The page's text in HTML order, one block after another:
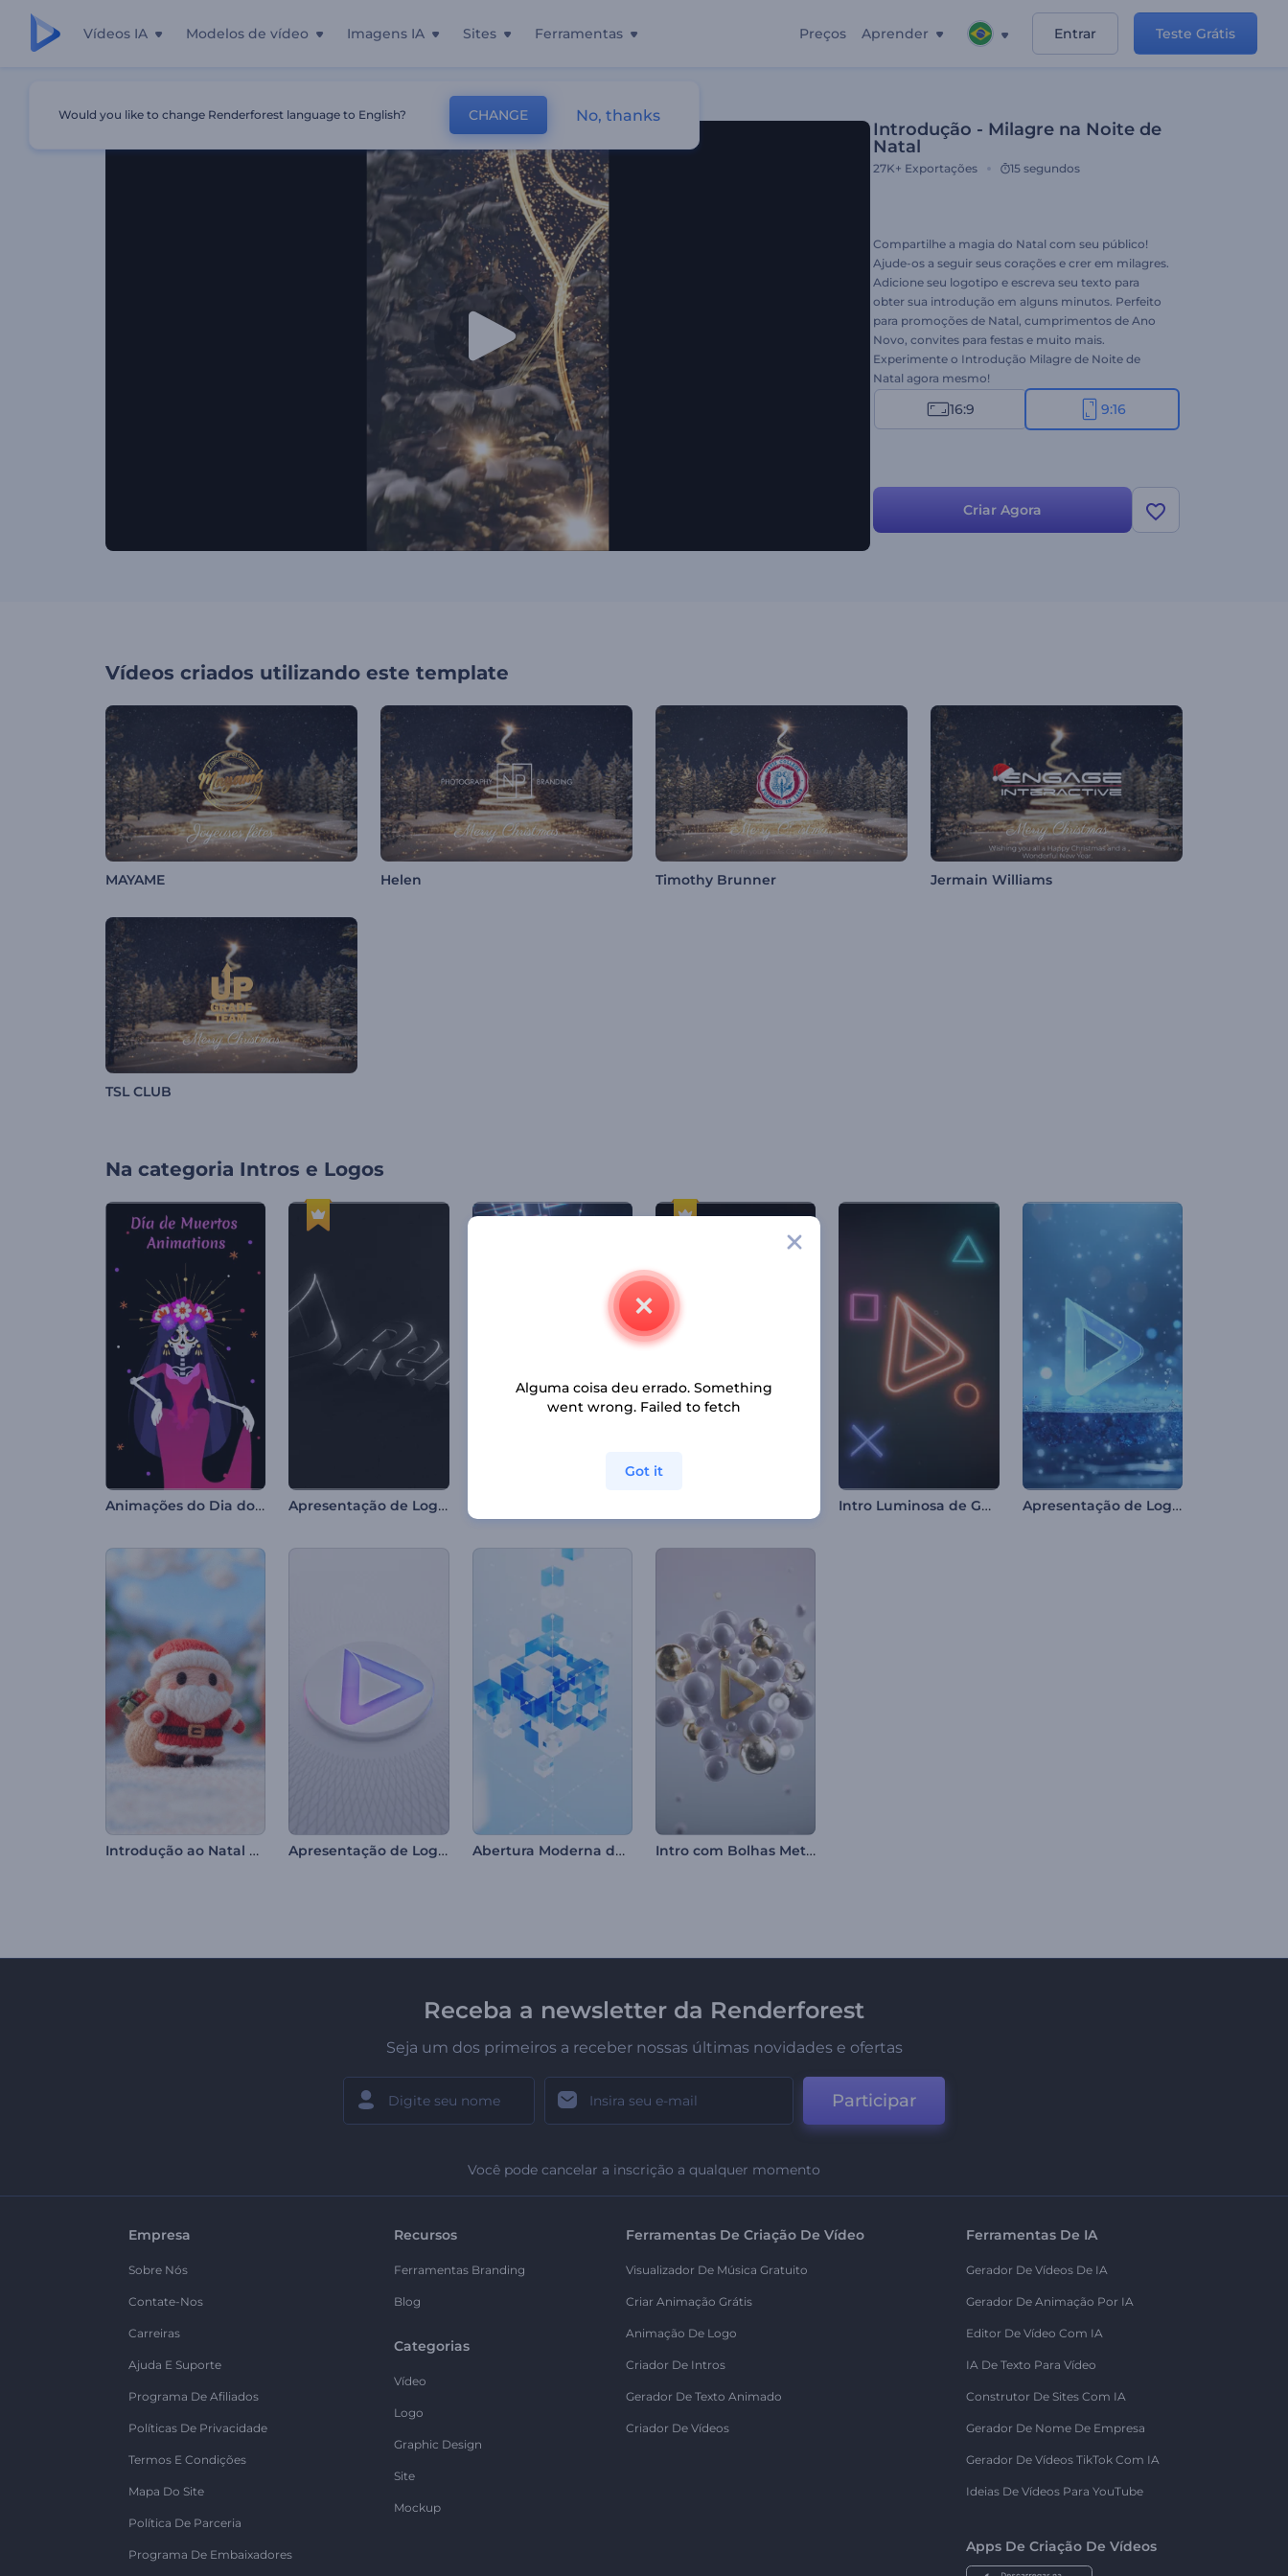
Vídeos IA Modelos de vídeo Imagens IA Sites Ferramentas Preços Aprender Entrar Teste Grátis
Introdução - Milagre na Noite de
Natal
27K+ Exportações 15 segundos
Compartilhe a magia do Natal com seu público!
Ajude-os a seguir seus corações e crer em milagres.
Adicione seu logotipo e escreva seu texto para
obter sua introdução em alguns minutos. Perfeito
para promoções de Natal, cumprimentos de Ano
Novo, convites para festas e muito mais.
Experimente o Introdução Milagre de Noite de
Natal agora mesmo!
16:9 9:16
Criar Agora
Vídeos criados utilizando este template
MAYAME Helen Timothy Brunner Jermain Williams
TSL CLUB
Na categoria Intros e Logos
Animações do Dia dos Mortos Apresentação de Logo - 3D em Relevo Intro Luminosa de Games Apresentação de Logo com Fragmentos de Gelo
Introdução ao Natal Tricotado Apresentação de Logo - Botão Abertura Moderna de Cubos de Vidro Intro com Bolhas Metálicas
Receba a newsletter da Renderforest
Seja um dos primeiros a receber nossas últimas novidades e ofertas
Participar
Você pode cancelar a inscrição a qualquer momento
Empresa
Sobre Nós
Contate-Nos
Carreiras
Ajuda E Suporte
Programa De Afiliados
Políticas De Privacidade
Termos E Condições
Mapa Do Site
Política De Parceria
Programa De Embaixadores
Recursos
Ferramentas Branding
Blog
Categorias
Vídeo
Logo
Graphic Design
Site
Mockup
Ferramentas De Criação De Vídeo
Visualizador De Música Gratuito
Criar Animação Grátis
Animação De Logo
Criador De Intros
Gerador De Texto Animado
Criador De Vídeos
Ferramentas De IA
Gerador De Vídeos De IA
Gerador De Animação Por IA
Editor De Vídeo Com IA
IA De Texto Para Vídeo
Construtor De Sites Com IA
Gerador De Nome De Empresa
Gerador De Vídeos TikTok Com IA
Ideias De Vídeos Para YouTube
Apps De Criação De Vídeos
Would you like to change Renderforest language to English? CHANGE No, thanks
Alguma coisa deu errado. Something
went wrong. Failed to fetch
Got it